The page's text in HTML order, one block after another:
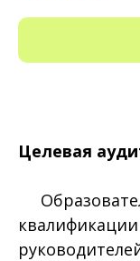
Целевая